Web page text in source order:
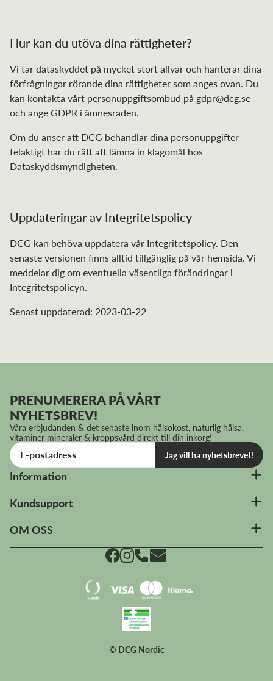
Hur kan du utöva dina rättigheter?
Vi tar dataskyddet på mycket stort allvar och hanterar dina
förfrågningar rörande dina rättigheter som anges ovan. Du
kan kontakta vårt personuppgiftsombud på gdpr@dcg.se
och ange GDPR i ämnesraden.
Om du anser att DCG behandlar dina personuppgifter
felaktigt har du rätt att lämna in klagomål hos
Dataskyddsmyndigheten.
Uppdateringar av Integritetspolicy
DCG kan behöva uppdatera vår Integritetspolicy. Den
senaste versionen finns alltid tillgänglig på vår hemsida. Vi
meddelar dig om eventuella väsentliga förändringar i
Integritetspolicyn.
Senast uppdaterad: 2023-03-22
PRENUMERERA PÅ VÅRT
NYHETSBREV!
Våra erbjudanden & det senaste inom hälsokost, naturlig hälsa,
vitaminer mineraler & kroppsvård direkt till din inkorg!
Jag vill ha nyhetsbrevet!
Information
Kundsupport
OM OSS
© DCG Nordic